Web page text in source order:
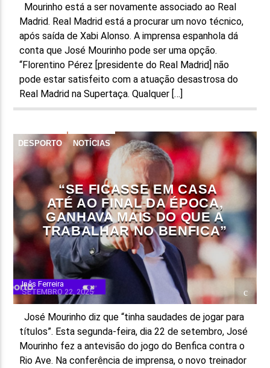
Mourinho está a ser novamente associado ao Real
Madrid. Real Madrid está a procurar um novo técnico,
após saída de Xabi Alonso. A imprensa espanhola dá
conta que José Mourinho pode ser uma opção.
“Florentino Pérez [presidente do Real Madrid] não
pode estar satisfeito com a atuação desastrosa do
Real Madrid na Supertaça. Qualquer […]
DESPORTO NOTÍCIAS
“SE FICASSE EM CASA
ATÉ AO FINAL DA ÉPOCA,
GANHAVA MAIS DO QUE A
TRABALHAR NO BENFICA”
Inês Ferreira
SETEMBRO 22, 2025
José Mourinho diz que “tinha saudades de jogar para
títulos”. Esta segunda-feira, dia 22 de setembro, José
Mourinho fez a antevisão do jogo do Benfica contra o
Rio Ave. Na conferência de imprensa, o novo treinador